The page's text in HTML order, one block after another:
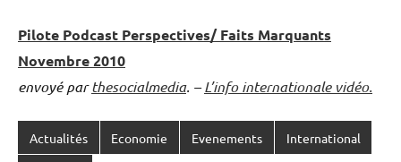
Pilote Podcast Perspectives/ Faits Marquants
Novembre 2010
envoyé parthesocialmedia. –L’info internationale vidéo.
Actualités Economie Evenements International